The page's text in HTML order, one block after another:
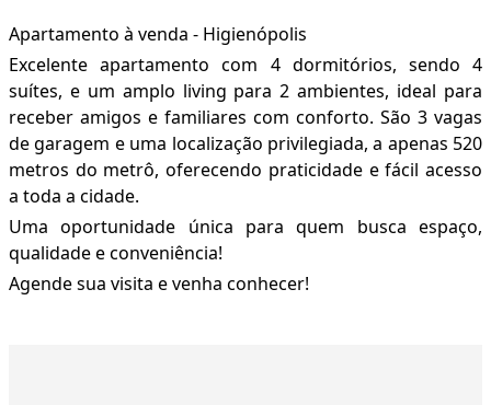
Apartamento à venda - Higienópolis
Excelente apartamento com 4 dormitórios, sendo 4
suítes, e um amplo living para 2 ambientes, ideal para
receber amigos e familiares com conforto. São 3 vagas
de garagem e uma localização privilegiada, a apenas 520
metros do metrô, oferecendo praticidade e fácil acesso
a toda a cidade.
Uma oportunidade única para quem busca espaço,
qualidade e conveniência!
Agende sua visita e venha conhecer!